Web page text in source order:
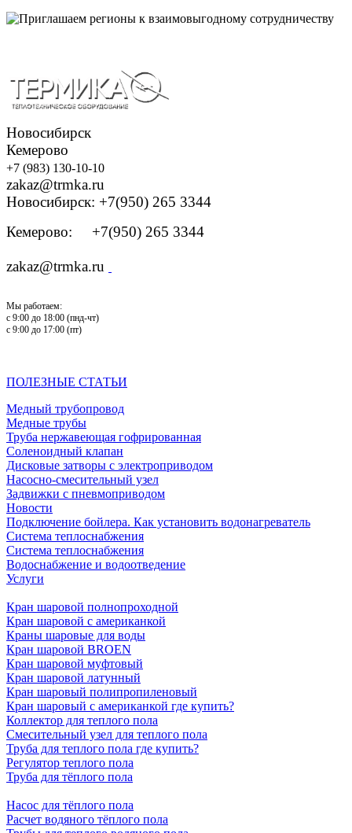
Новосибирск
Кемерово
+7 (983) 130-10-10
zakaz@trmka.ru
Новосибирск: +7(950) 265 3344
Кемерово: +7(950) 265 3344
zakaz@trmka.ru
Мы работаем:
с 9:00 до 18:00 (пнд-чт)
с 9:00 до 17:00 (пт)
ПОЛЕЗНЫЕ СТАТЬИ
Медный трубопровод
Медные трубы
Труба нержавеющая гофрированная
Соленоидный клапан
Дисковые затворы с электроприводом
Насосно-смесительный узел
Задвижки с пневмоприводом
Новости
Подключение бойлера. Как установить водонагреватель
Система теплоснабжения
Система теплоснабжения
Водоснабжение и водоотведение
Услуги
Кран шаровой полнопроходной
Кран шаровой с американкой
Краны шаровые для воды
Кран шаровой BROEN
Кран шаровой муфтовый
Кран шаровой латунный
Кран шаровый полипропиленовый
Кран шаровый с американкой где купить?
Коллектор для теплого пола
Смесительный узел для теплого пола
Труба для теплого пола где купить?
Регулятор теплого пола
Труба для тёплого пола
Насос для тёплого пола
Расчет водяного тёплого пола